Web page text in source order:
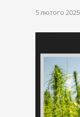
5 лютого